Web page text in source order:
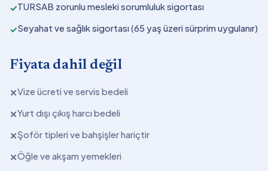
✓TURSAB zorunlu mesleki sorumluluk sigortası
✓Seyahat ve sağlık sigortası (65 yaş üzeri sürprim uygulanır)
Fiyata dahil değil
✕Vize ücreti ve servis bedeli
✕Yurt dışı çıkış harcı bedeli
✕Şoför tipleri ve bahşişler hariçtir
✕Öğle ve akşam yemekleri